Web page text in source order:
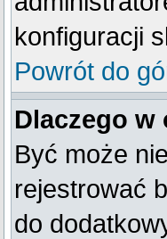
konfiguracji
Powrót do
Dlaczego w
Być może
rejestrować
do